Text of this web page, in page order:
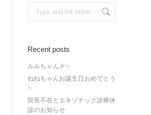
Recent posts
ルルちゃん🎉✨
ねねちゃんお誕生日おめでとう
✨
院長不在とエキゾチック診療休
診のお知らせ